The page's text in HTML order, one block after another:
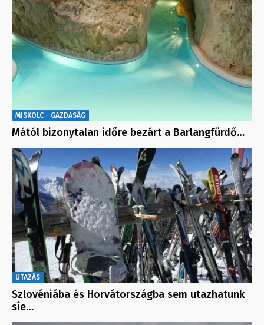
MISKOLC - GAZDASÁG
Mától bizonytalan időre bezárt a Barlangfürdő…
UTAZÁS
Szlovéniába és Horvátországba sem utazhatunk
síe…